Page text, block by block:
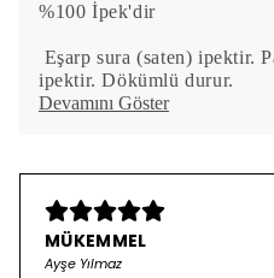
%100 İpek'dir
Eşarp sura (saten) ipektir.
ipektir. Dökümlü durur.
Devamını Göster
MÜKEMMEL
Ayşe Yılmaz